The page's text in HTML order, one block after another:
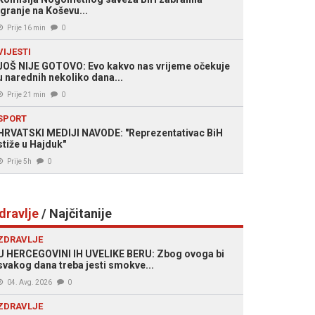
na Koševu...
Prije 16 min 0
NIJE GOTOVO: Evo kakvo nas vrijeme očekuje
narednih nekoliko dana...
Prije 21 min 0
MEDIJI NAVODE: "Reprezentativac BiH
u Hajduk"
Prije 5h 0
/ Najčitanije
HERCEGOVINI IH UVELIKE BERU: Zbog ovoga bi
dana treba jesti smokve...
04. Avg. 2026 0